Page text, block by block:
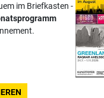
im Briefkasten -